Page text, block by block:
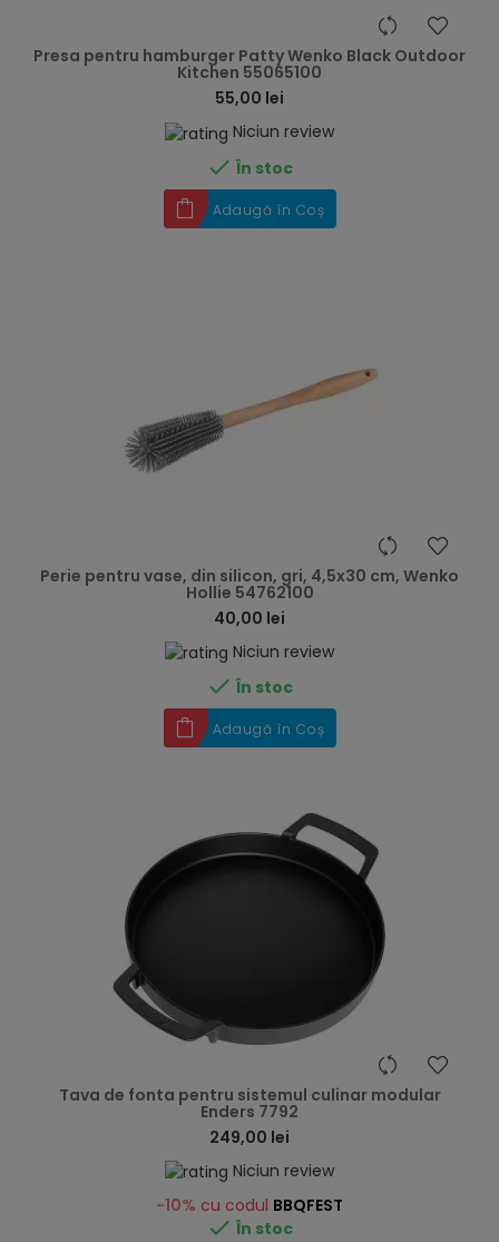
Presa pentru hamburger Patty Wenko Black Outdoor
Kitchen 55065100
55,00 lei
Niciun review
 În stoc
Adaugă în Coș
Perie pentru vase, din silicon, gri, 4,5x30 cm, Wenko
Hollie 54762100
40,00 lei
Niciun review
 În stoc
Adaugă în Coș
Tava de fonta pentru sistemul culinar modular
Enders 7792
249,00 lei
Niciun review
-10% cu codul BBQFEST
 În stoc